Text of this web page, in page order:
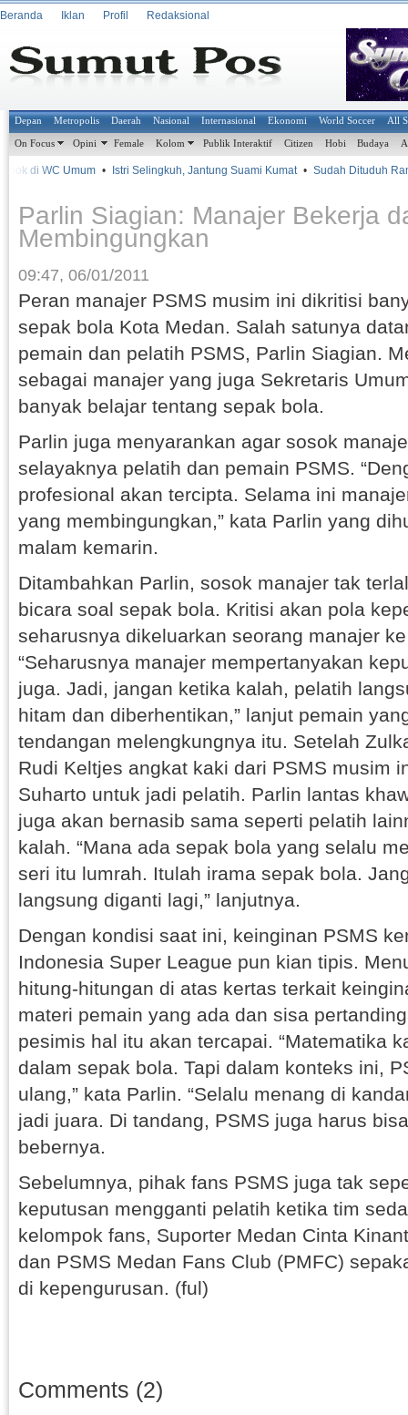
Beranda Iklan Profil Redaksional
Depan Metropolis Daerah Nasional Internasional Ekonomi World Soccer All
On Focus Opini Female Kolom Publik Interaktif Citizen Hobi Budaya
di WC Umum • Istri Selingkuh, Jantung Suami Kumat • Sudah Dituduh
Parlin Siagian: Manajer Bekerja
Membingungkan
09:47, 06/01/2011
Peran manajer PSMS musim ini dikritisi
sepak bola Kota Medan. Salah satunya
pemain dan pelatih PSMS, Parlin Siagian.
sebagai manajer yang juga Sekretaris
banyak belajar tentang sepak bola.
Parlin juga menyarankan agar sosok
selayaknya pelatih dan pemain PSMS.
profesional akan tercipta. Selama ini
yang membingungkan,” kata Parlin yang
malam kemarin.
Ditambahkan Parlin, sosok manajer tak
bicara soal sepak bola. Kritisi akan pola
seharusnya dikeluarkan seorang manajer
“Seharusnya manajer mempertanyakan
juga. Jadi, jangan ketika kalah, pelatih
hitam dan diberhentikan,” lanjut pemain
tendangan melengkungnya itu. Setelah
Rudi Keltjes angkat kaki dari PSMS musim
Suharto untuk jadi pelatih. Parlin lantas
juga akan bernasib sama seperti pelatih
kalah. “Mana ada sepak bola yang selalu
seri itu lumrah. Itulah irama sepak bola.
langsung diganti lagi,” lanjutnya.
Dengan kondisi saat ini, keinginan PSMS
Indonesia Super League pun kian tipis.
hitung-hitungan di atas kertas terkait
materi pemain yang ada dan sisa
pesimis hal itu akan tercapai. “Matematika
dalam sepak bola. Tapi dalam konteks ini,
ulang,” kata Parlin. “Selalu menang di
jadi juara. Di tandang, PSMS juga harus
bebernya.
Sebelumnya, pihak fans PSMS juga tak
keputusan mengganti pelatih ketika tim
kelompok fans, Suporter Medan Cinta
dan PSMS Medan Fans Club (PMFC)
di kepengurusan. (ful)
Comments (2)